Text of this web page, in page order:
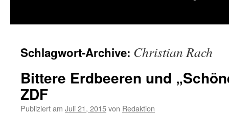
Schlagwort-Archive: Christian Rach
Bittere Erdbeeren und
ZDF
Publiziert am Juli 21, 2015von Redaktion